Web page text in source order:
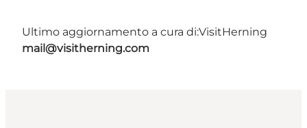
Ultimo aggiornamento a cura di:VisitHerning
mail@visitherning.com